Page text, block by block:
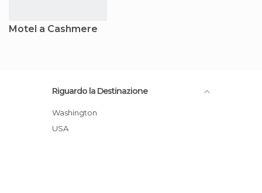
Motel a Cashmere
Riguardo la Destinazione
Washington
USA